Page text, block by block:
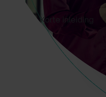
Korte inleiding